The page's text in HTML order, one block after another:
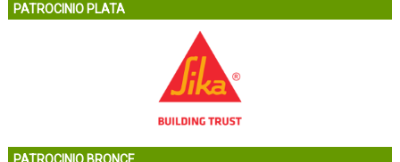
PATROCINIO PLATA